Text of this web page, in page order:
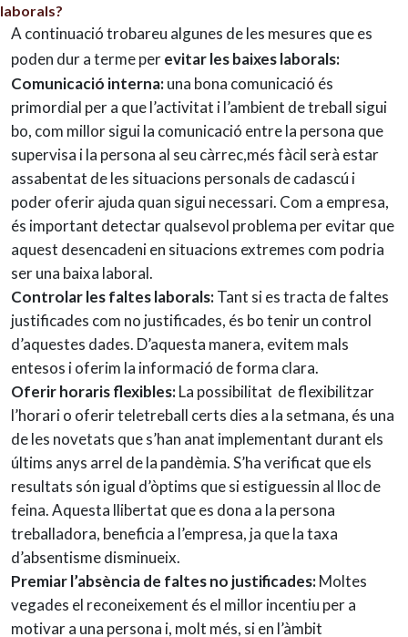
laborals?
A continuació trobareu algunes de les mesures que es
poden dur a terme perevitar les baixes laborals:
Comunicació interna:una bona comunicació és
primordial per a que l’activitat i l’ambient de treball sigui
bo, com millor sigui la comunicació entre la persona que
supervisa i la persona al seu càrrec,més fàcil serà estar
assabentat de les situacions personals de cadascú i
poder oferir ajuda quan sigui necessari. Com a empresa,
és important detectar qualsevol problema per evitar que
aquest desencadeni en situacions extremes com podria
ser una baixa laboral.
Controlar les faltes laborals:Tant si es tracta de faltes
justificades com no justificades, és bo tenir un control
d’aquestes dades. D’aquesta manera, evitem mals
entesos i oferim la informació de forma clara.
Oferir horaris flexibles:La possibilitat de flexibilitzar
l’horari o oferir teletreball certs dies a la setmana, és una
de les novetats que s’han anat implementant durant els
últims anys arrel de la pandèmia. S’ha verificat que els
resultats són igual d’òptims que si estiguessin al lloc de
feina. Aquesta llibertat que es dona a la persona
treballadora, beneficia a l’empresa, ja que la taxa
d’absentisme disminueix.
Premiar l’absència de faltes no justificades:Moltes
vegades el reconeixement és el millor incentiu per a
motivar a una persona i, molt més, si en l’àmbit